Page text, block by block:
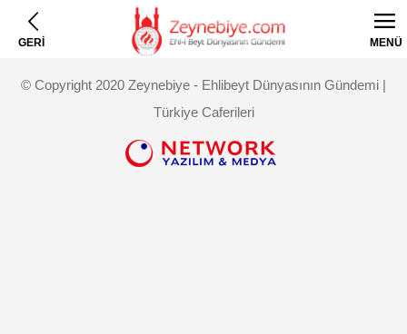
GERİ MENÜ
© Copyright 2020 Zeynebiye - Ehlibeyt Dünyasının Gündemi |
Türkiye Caferileri